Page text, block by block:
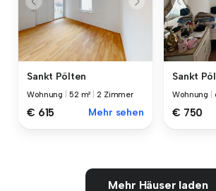
Sankt Pölten
Wohnung 52 m² 2 Zimmer
€ 615 Mehr sehen
Sankt
Wohnung
€ 750
Mehr Häuser laden